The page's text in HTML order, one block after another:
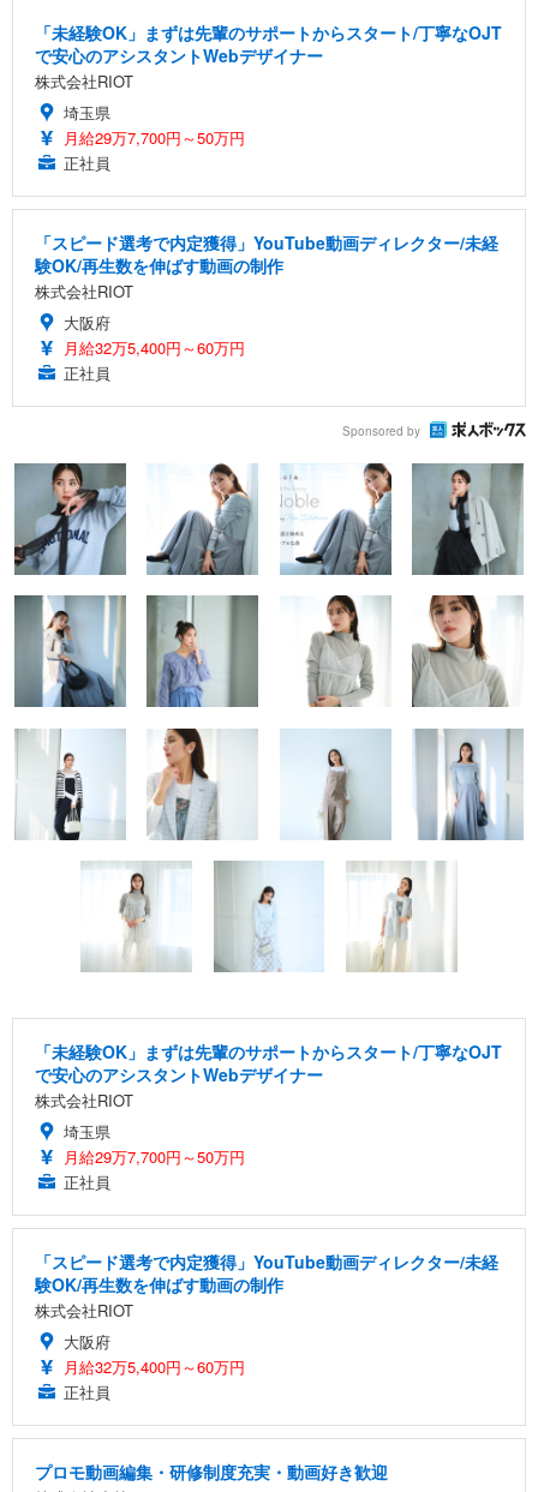
「未経験OK」まずは先輩のサポートからスタート/丁寧なOJT
で安心のアシスタントWebデザイナー
株式会社RIOT
埼玉県
月給29万7,700円～50万円
正社員
「スピード選考で内定獲得」YouTube動画ディレクター/未経
験OK/再生数を伸ばす動画の制作
株式会社RIOT
大阪府
月給32万5,400円～60万円
正社員
Sponsored by
「未経験OK」まずは先輩のサポートからスタート/丁寧なOJT
で安心のアシスタントWebデザイナー
株式会社RIOT
埼玉県
月給29万7,700円～50万円
正社員
「スピード選考で内定獲得」YouTube動画ディレクター/未経
験OK/再生数を伸ばす動画の制作
株式会社RIOT
大阪府
月給32万5,400円～60万円
正社員
プロモ動画編集・研修制度充実・動画好き歓迎